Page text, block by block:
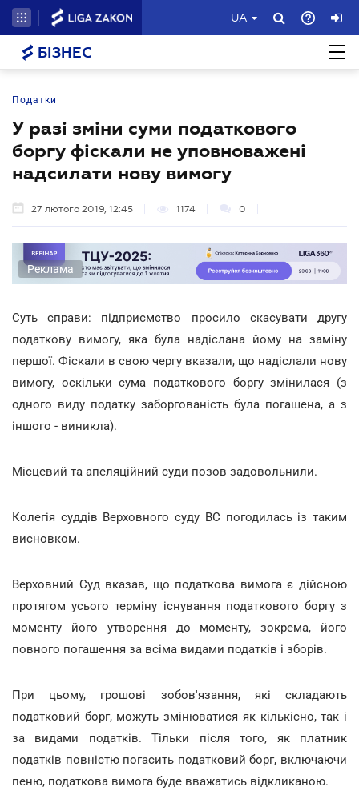
UA
БІЗНЕС
Податки
У разі зміни суми податкового
боргу фіскали не уповноважені
надсилати нову вимогу
27 лютого 2019, 12:45 1174 0
Реклама
Суть справи: підприємство просило скасувати другу
податкову вимогу, яка була надіслана йому на заміну
першої. Фіскали в свою чергу вказали, що надіслали нову
вимогу, оскільки сума податкового боргу змінилася (з
одного виду податку заборгованість була погашена, а з
іншого - виникла).
Місцевий та апеляційний суди позов задовольнили.
Колегія суддів Верховного суду ВС погодилась із таким
висновком.
Верховний Суд вказав, що податкова вимога є дійсною
протягом усього терміну існування податкового боргу з
моменту його утворення до моменту, зокрема, його
повного погашення за всіма видами податків і зборів.
При цьому, грошові зобов'язання, які складають
податковий борг, можуть змінюватися як кількісно, так і
за видами податків. Тільки після того, як платник
податків повністю погасить податковий борг, включаючи
пеню, податкова вимога буде вважатись відкликаною.